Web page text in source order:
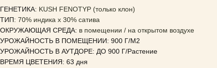
ГЕНЕТИКА: KUSH FENOTYP (только клон)
ТИП: 70% индика x 30% сатива
ОКРУЖАЮЩАЯ СРЕДА: в помещении / на открытом воздухе
УРОЖАЙНОСТЬ В ПОМЕЩЕНИИ: 900 Г/М2
УРОЖАЙНОСТЬ В АУТДОРЕ: ДО 900 Г/Растение
ВРЕМЯ ЦВЕТЕНИЯ: 63 дня